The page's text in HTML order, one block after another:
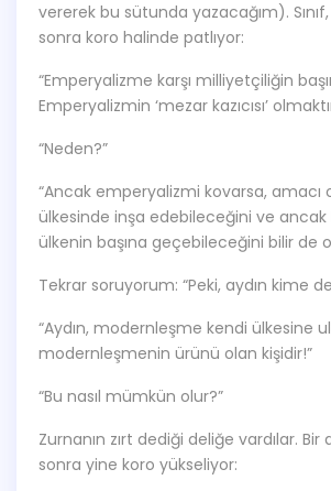
vererek bu sütunda yazacağım).
sonra koro halinde patlıyor:
“Emperyalizme karşı milliyetçiliğin
Emperyalizmin ‘mezar kazıcısı’
“Neden?”
“Ancak emperyalizmi kovarsa, amacı
ülkesinde inşa edebileceğini ve ancak
ülkenin başına geçebileceğini bilir de
Tekrar soruyorum: “Peki, aydın kime
“Aydın, modernleşme kendi ülkesine
modernleşmenin ürünü olan kişidir!”
“Bu nasıl mümkün olur?”
Zurnanın zırt dediği deliğe vardılar. Bir
sonra yine koro yükseliyor: